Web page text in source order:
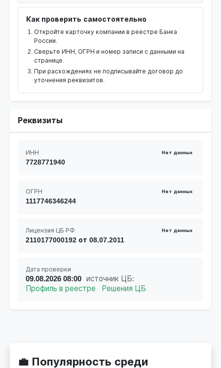
Как проверить самостоятельно
Откройте карточку компании в реестре Банка
России.
Сверьте ИНН, ОГРН и номер записи с данными на
странице.
При расхождениях не подписывайте договор до
уточнения реквизитов.
Реквизиты
ИНН Нет данных
7728771940
ОГРН Нет данных
1117746346244
Лицензия ЦБ РФ Нет данных
2110177000192 от 08.07.2011
Дата проверки
09.08.2026 08:00 источник ЦБ:
Профиль в реестре
Решения ЦБ
💼 Популярность среди